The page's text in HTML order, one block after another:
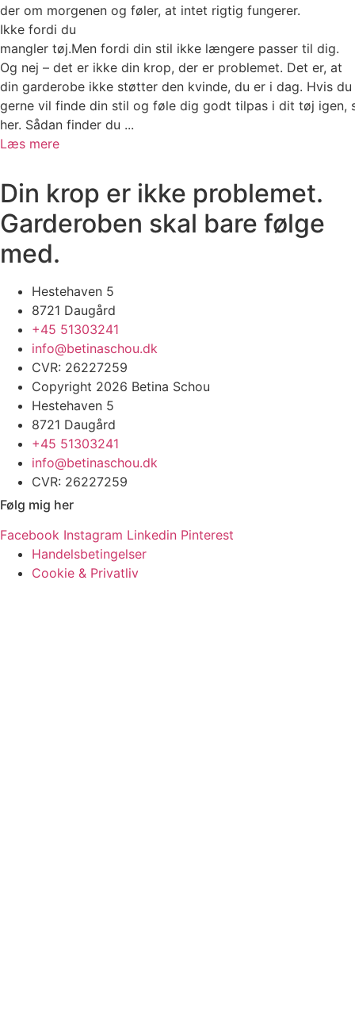
der om morgenen og føler, at intet rigtig fungerer.
Ikke fordi du
mangler tøj.Men fordi din stil ikke længere passer til dig.
Og nej – det er ikke din krop, der er problemet. Det er, at
din garderobe ikke støtter den kvinde, du er i dag. Hvis du
gerne vil finde din stil og føle dig godt tilpas i dit tøj igen,
her. Sådan finder du ...
Læs mere
Din krop er ikke problemet.
Garderoben skal bare følge
med.
Hestehaven 5
8721 Daugård
+45 51303241
info@betinaschou.dk
CVR: 26227259
Copyright 2026 Betina Schou
Hestehaven 5
8721 Daugård
+45 51303241
info@betinaschou.dk
CVR: 26227259
Følg mig her
Facebook Instagram Linkedin Pinterest
Handelsbetingelser
Cookie & Privatliv